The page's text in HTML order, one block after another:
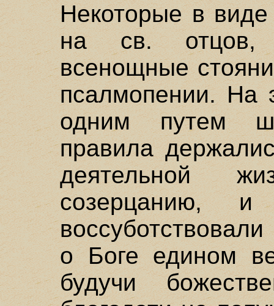
Некоторые в
на св. отцов,
всенощные
псалмопении. На
одним путем
правила
деятельной
созерцанию,
о Боге едином
будучи